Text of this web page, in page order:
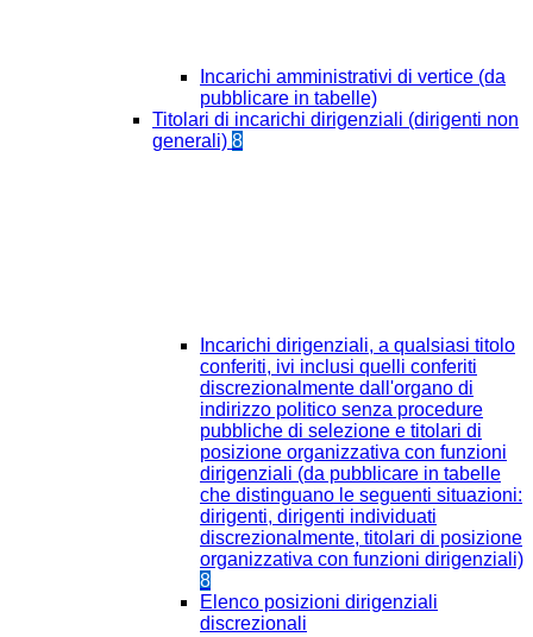
Incarichi amministrativi di vertice (da
pubblicare in tabelle)
Titolari di incarichi dirigenziali (dirigenti non
generali) 8
Incarichi dirigenziali, a qualsiasi titolo
conferiti, ivi inclusi quelli conferiti
discrezionalmente dall'organo di
indirizzo politico senza procedure
pubbliche di selezione e titolari di
posizione organizzativa con funzioni
dirigenziali (da pubblicare in tabelle
che distinguano le seguenti situazioni:
dirigenti, dirigenti individuati
discrezionalmente, titolari di posizione
organizzativa con funzioni dirigenziali)
8
Elenco posizioni dirigenziali
discrezionali